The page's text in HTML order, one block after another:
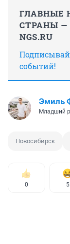
ГЛАВНЫЕ
СТРАНЫ —
NGS.RU
событий!
Эмиль
Младший
Новосибирск
0 5